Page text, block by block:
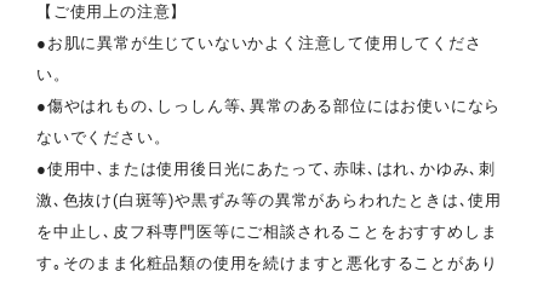
【ご使用上の注意】
●お肌に異常が生じていないかよく注意して使用してくださ
い。
●傷やはれもの､しっしん等､異常のある部位にはお使いになら
ないでください。
●使用中､または使用後日光にあたって､赤味､はれ､かゆみ､刺
激､色抜け(白斑等)や黒ずみ等の異常があらわれたときは､使用
を中止し､皮フ科専門医等にご相談されることをおすすめしま
す｡そのまま化粧品類の使用を続けますと悪化することがあり